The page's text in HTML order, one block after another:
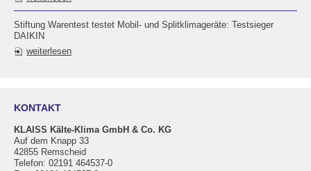
Stiftung Warentest testet Mobil- und Splitklimageräte: Testsieger
DAIKIN
weiterlesen
KONTAKT
KLAISS Kälte-Klima GmbH & Co. KG
Auf dem Knapp 33
42855 Remscheid
Telefon: 02191 464537-0